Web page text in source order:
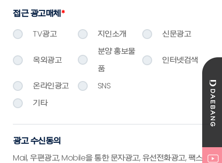
접근 광고매체*
TV광고 지인소개 신문광고
옥외광고
분양 홍보물
품
인터넷검색
온라인광고
SNS
기타
광고 수신동의
Mail, 우편광고, Mobile을 통한 문자광고, 유선전화광고, 팩스